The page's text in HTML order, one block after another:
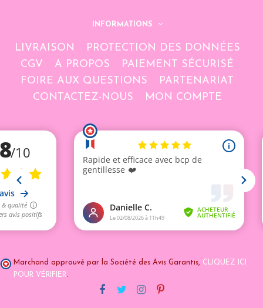
INFORMATIONS
LIVRAISON
PROTECTION DES DONNÉES
CGV
A PROPOS
PAIEMENT SÉCURISÉ
FOIRE AUX QUESTIONS
PARTENARIAT
CONTACTEZ-NOUS
MON COMPTE
Marchand approuvé par la Société des Avis Garantis, CLIQUEZ ICI
POUR VÉRIFIER.